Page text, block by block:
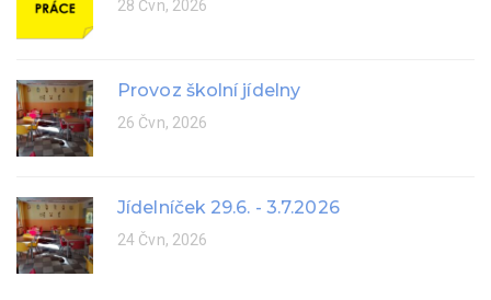
28 Čvn, 2026
Provoz školní jídelny
26 Čvn, 2026
Jídelníček 29.6. - 3.7.2026
24 Čvn, 2026